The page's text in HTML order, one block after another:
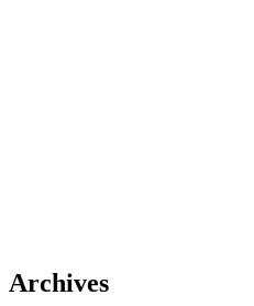
Archives